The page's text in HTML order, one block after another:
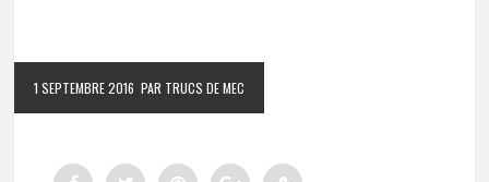
1 SEPTEMBRE 2016 PAR TRUCS DE MEC